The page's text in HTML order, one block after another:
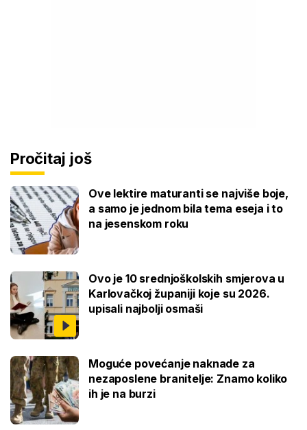
Pročitaj još
Ove lektire maturanti se najviše boje,
a samo je jednom bila tema eseja i to
na jesenskom roku
Ovo je 10 srednjoškolskih smjerova u
Karlovačkoj županiji koje su 2026.
upisali najbolji osmaši
Moguće povećanje naknade za
nezaposlene branitelje: Znamo koliko
ih je na burzi